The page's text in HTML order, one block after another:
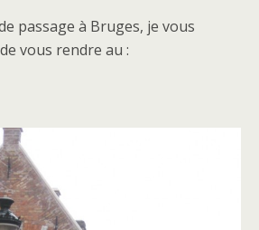
passage à Bruges, je vous
vous rendre au :